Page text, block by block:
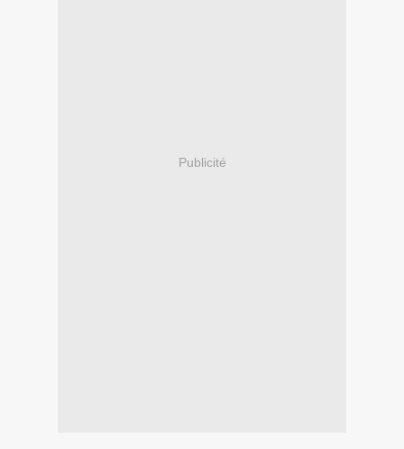
Publicité